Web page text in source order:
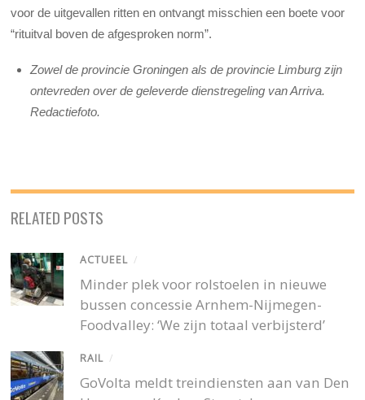
voor de uitgevallen ritten en ontvangt misschien een boete voor
“rituitval boven de afgesproken norm”.
Zowel de provincie Groningen als de provincie Limburg zijn
ontevreden over de geleverde dienstregeling van Arriva.
Redactiefoto.
RELATED POSTS
ACTUEEL /
Minder plek voor rolstoelen in nieuwe
bussen concessie Arnhem-Nijmegen-
Foodvalley: ‘We zijn totaal verbijsterd’
RAIL /
GoVolta meldt treindiensten aan van Den